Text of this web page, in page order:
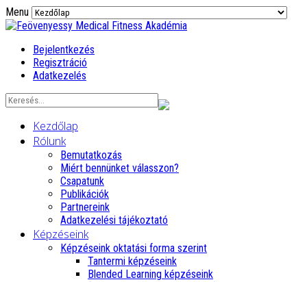
Menu
Bejelentkezés
Regisztráció
Adatkezelés
Kezdőlap
Rólunk
Bemutatkozás
Miért bennünket válasszon?
Csapatunk
Publikációk
Partnereink
Adatkezelési tájékoztató
Képzéseink
Képzéseink oktatási forma szerint
Tantermi képzéseink
Blended Learning képzéseink